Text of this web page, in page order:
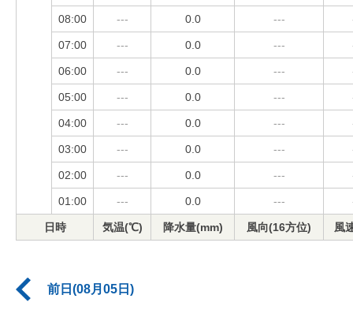
08:00 --- 0.0 ---
07:00 --- 0.0 ---
06:00 --- 0.0 ---
05:00 --- 0.0 ---
04:00 --- 0.0 ---
03:00 --- 0.0 ---
02:00 --- 0.0 ---
01:00 --- 0.0 ---
日時 気温(℃) 降水量(mm) 風向(16方位) 風
前日(08月05日)